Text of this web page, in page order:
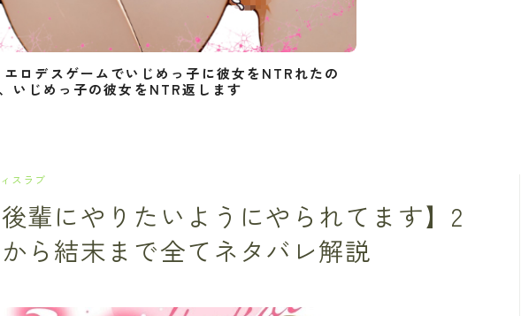
エロデスゲームでいじめっ子に彼女をNTRれたの
いじめっ子の彼女をNTR返します
スラブ
後輩にやりたいようにやられてます】2
ら結末まで全てネタバレ解説